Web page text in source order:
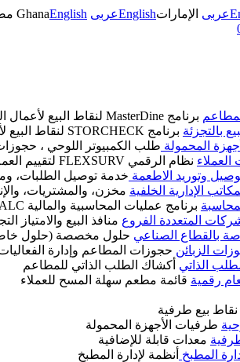
عربى الإماراتEnglishعربى GhanaEnglish
برنامج MasterDine لنقاط البيع لأعمال الضيافة
بالتجزئة برنامج STORCHECK لنقاط البيع لأعمال التجزئة
المحمولة طلب الكمبيوتر اللوحي ،
نظام الرقمي FLEXSURV لتقييم العملاء
وتوريد الاطعمة خدمة توصيل الطلبات،
الإدارية الخلفية مخزن، والمشتريات،
برنامج عمليات المحاسبية والمالية BIM CALC
المتعددة الفروع منافذ البيع والامتياز
بالقطاع الصناعي حلول مخصصة (حلول
الزبائن حجوزات المطاعم وإدارة
الذاتي أكشاك الطلب الذاتي للمطاعم
رقمية قائمة مطعم سهلة المسح للعملاء
نقاط بيع طرفية
طرفيات الأجهزة المحمولة
معدات قابلة للإضافية
المطبخ أنظمة لإدارة المطبخ